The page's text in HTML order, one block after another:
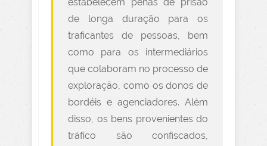
estabelecem penas de prisão
de longa duração para os
traficantes de pessoas, bem
como para os intermediários
que colaboram no processo de
exploração, como os donos de
bordéis e agenciadores. Além
disso, os bens provenientes do
tráfico são confiscados,